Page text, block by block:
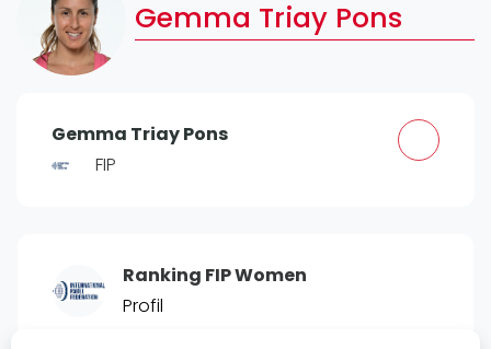
Veranstaltungen
Turniere
Playtomic
FIP Männer
Gemma Triay Pons
Gemma Triay Pons
FIP
Ranking FIP Women
Profil